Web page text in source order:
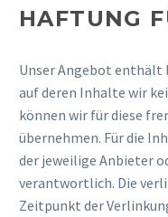
HAFTUNG
Unser Angebot enthält
auf deren Inhalte wir
können wir für diese
übernehmen. Für die
der jeweilige Anbieter
verantwortlich. Die
Zeitpunkt der